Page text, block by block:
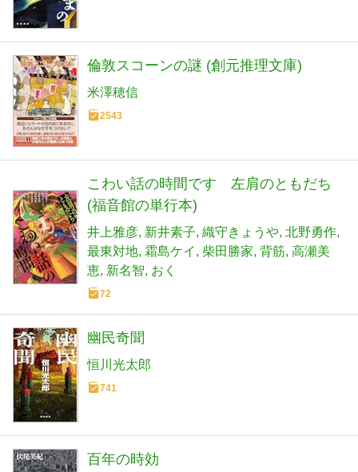
倫敦スコーンの謎 (創元推理文庫)
米澤穂信
2543
こわい話の時間です 左肩のともだち
(福音館の単行本)
井上雅彦 新井素子 織守きょうや 北野勇作
最東対地 霜島ケイ 柴田勝家 背筋 高瀬美
恵 新名智 おく
72
幽民奇聞
恒川光太郎
741
百年の時効